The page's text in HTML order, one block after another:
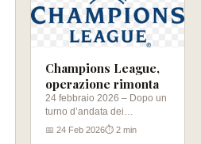
Champions League,
operazione rimonta
24 febbraio 2026 – Dopo un
turno d’andata dei
sedicesimi orribile per le
📅 24 Feb 2026⏱ 2 min